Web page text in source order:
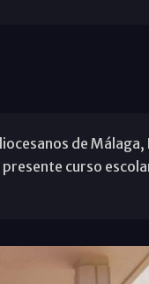
de
curso